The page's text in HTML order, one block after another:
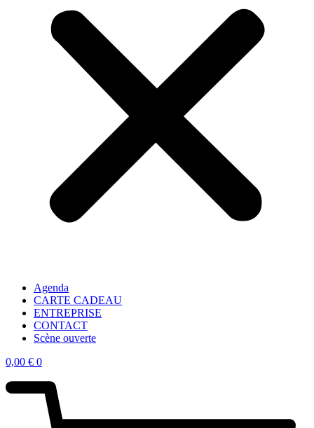
Agenda
CARTE CADEAU
ENTREPRISE
CONTACT
Scène ouverte
0,00 € 0